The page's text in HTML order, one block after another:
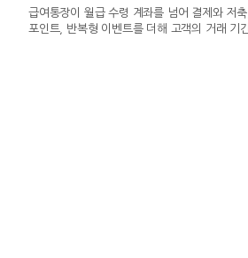
급여통장이 월급 수령 계좌를 넘어 결제와 저
포인트, 반복형 이벤트를 더해 고객의 거래 기